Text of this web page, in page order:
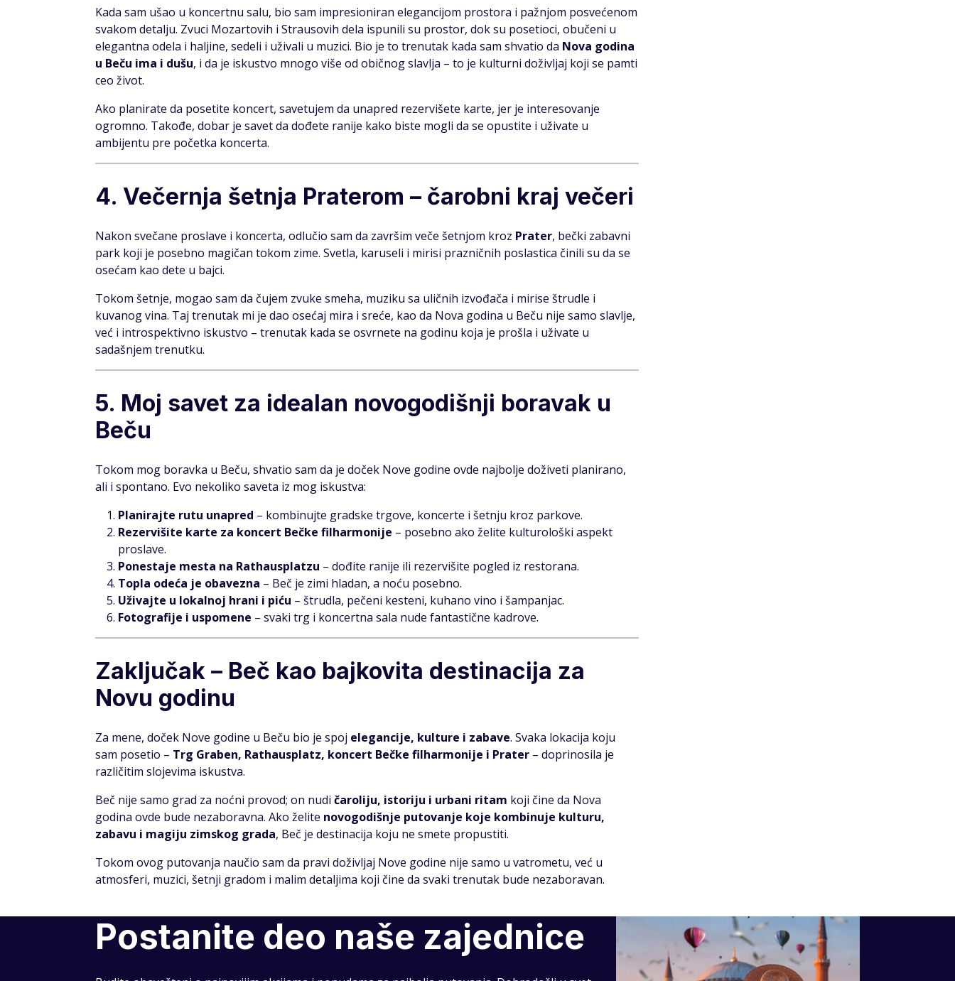
Kada sam ušao u koncertnu salu, bio sam impresioniran elegancijom prostora i pažnjom posvećenom
svakom detalju. Zvuci Mozartovih i Strausovih dela ispunili su prostor, dok su posetioci, obučeni u
elegantna odela i haljine, sedeli i uživali u muzici. Bio je to trenutak kada sam shvatio da Nova godina
u Beču ima i dušu, i da je iskustvo mnogo više od običnog slavlja – to je kulturni doživljaj koji se pamti
ceo život.
Ako planirate da posetite koncert, savetujem da unapred rezervišete karte, jer je interesovanje
ogromno. Takođe, dobar je savet da dođete ranije kako biste mogli da se opustite i uživate u
ambijentu pre početka koncerta.
4. Večernja šetnja Praterom – čarobni kraj večeri
Nakon svečane proslave i koncerta, odlučio sam da završim veče šetnjom kroz Prater, bečki zabavni
park koji je posebno magičan tokom zime. Svetla, karuseli i mirisi prazničnih poslastica činili su da se
osećam kao dete u bajci.
Tokom šetnje, mogao sam da čujem zvuke smeha, muziku sa uličnih izvođača i mirise štrudle i
kuvanog vina. Taj trenutak mi je dao osećaj mira i sreće, kao da Nova godina u Beču nije samo slavlje,
već i introspektivno iskustvo – trenutak kada se osvrnete na godinu koja je prošla i uživate u
sadašnjem trenutku.
5. Moj savet za idealan novogodišnji boravak u
Beču
Tokom mog boravka u Beču, shvatio sam da je doček Nove godine ovde najbolje doživeti planirano,
ali i spontano. Evo nekoliko saveta iz mog iskustva:
Planirajte rutu unapred – kombinujte gradske trgove, koncerte i šetnju kroz parkove.
Rezervišite karte za koncert Bečke filharmonije – posebno ako želite kulturološki aspekt
proslave.
Ponestaje mesta na Rathausplatzu – dođite ranije ili rezervišite pogled iz restorana.
Topla odeća je obavezna – Beč je zimi hladan, a noću posebno.
Uživajte u lokalnoj hrani i piću – štrudla, pečeni kesteni, kuhano vino i šampanjac.
Fotografije i uspomene – svaki trg i koncertna sala nude fantastične kadrove.
Zaključak – Beč kao bajkovita destinacija za
Novu godinu
Za mene, doček Nove godine u Beču bio je spoj elegancije, kulture i zabave. Svaka lokacija koju
sam posetio – Trg Graben, Rathausplatz, koncert Bečke filharmonije i Prater – doprinosila je
različitim slojevima iskustva.
Beč nije samo grad za noćni provod; on nudi čaroliju, istoriju i urbani ritam koji čine da Nova
godina ovde bude nezaboravna. Ako želite novogodišnje putovanje koje kombinuje kulturu,
zabavu i magiju zimskog grada, Beč je destinacija koju ne smete propustiti.
Tokom ovog putovanja naučio sam da pravi doživljaj Nove godine nije samo u vatrometu, već u
atmosferi, muzici, šetnji gradom i malim detaljima koji čine da svaki trenutak bude nezaboravan.
Postanite deo naše zajednice